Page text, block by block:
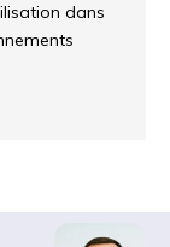
dans